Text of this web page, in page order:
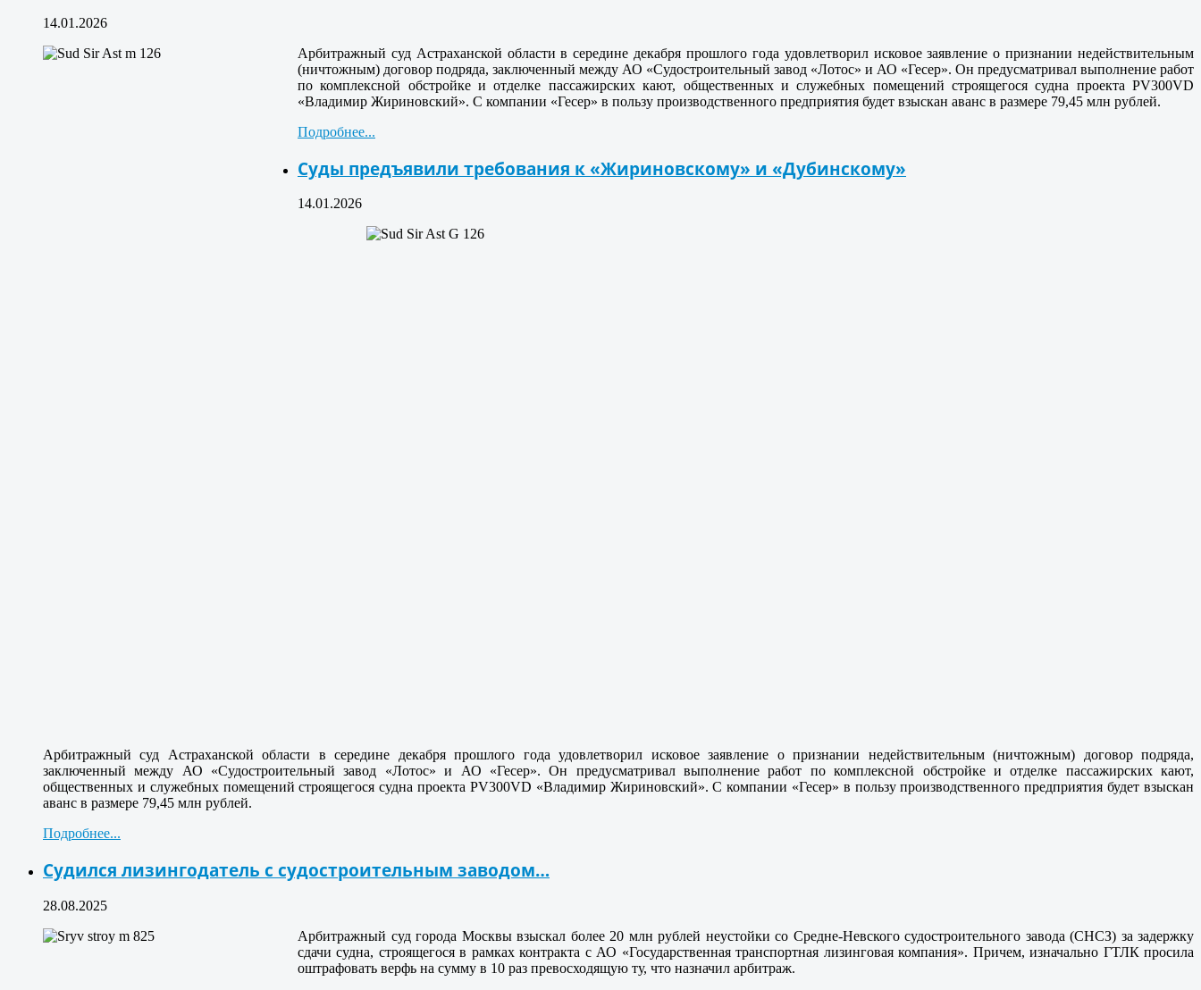
14.01.2026
Арбитражный суд Астраханской области в середине декабря прошлого года удовлетворил исковое заявление о признании недействительным
(ничтожным) договор подряда, заключенный между АО «Судостроительный завод «Лотос» и АО «Гесер». Он предусматривал выполнение работ
по комплексной обстройке и отделке пассажирских кают, общественных и служебных помещений строящегося судна проекта PV300VD
«Владимир Жириновский». С компании «Гесер» в пользу производственного предприятия будет взыскан аванс в размере 79,45 млн рублей.
Подробнее...
Суды предъявили требования к «Жириновскому» и «Дубинскому»
14.01.2026
Арбитражный суд Астраханской области в середине декабря прошлого года удовлетворил исковое заявление о признании недействительным (ничтожным) договор подряда,
заключенный между АО «Судостроительный завод «Лотос» и АО «Гесер». Он предусматривал выполнение работ по комплексной обстройке и отделке пассажирских кают,
общественных и служебных помещений строящегося судна проекта PV300VD «Владимир Жириновский». С компании «Гесер» в пользу производственного предприятия будет взыскан
аванс в размере 79,45 млн рублей.
Подробнее...
Судился лизингодатель с судостроительным заводом…
28.08.2025
Арбитражный суд города Москвы взыскал более 20 млн рублей неустойки со Средне-Невского судостроительного завода (СНСЗ) за задержку
сдачи судна, строящегося в рамках контракта с АО «Государственная транспортная лизинговая компания». Причем, изначально ГТЛК просила
оштрафовать верфь на сумму в 10 раз превосходящую ту, что назначил арбитраж.